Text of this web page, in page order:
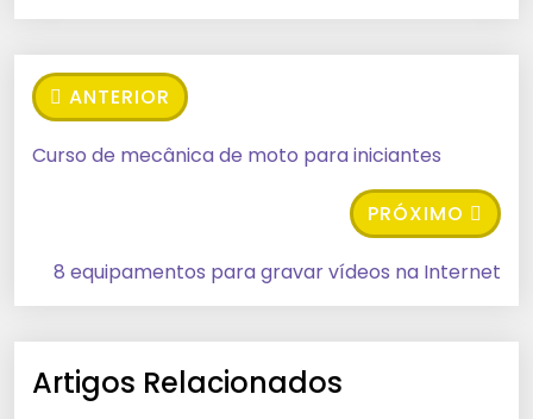
ANTERIOR
Curso de mecânica de moto para iniciantes
PRÓXIMO
8 equipamentos para gravar vídeos na Internet
Artigos Relacionados